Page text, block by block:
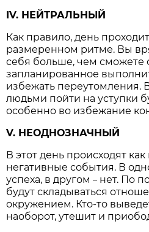
IV. НЕЙТРАЛЬНЫЙ
Как правило, день
размеренном ритме. Вы
себя больше, чем сможете
запланированное
избежать переутомления.
людьми пойти на уступки
особенно во избежание
V. НЕОДНОЗНАЧНЫЙ
В этот день происходят
негативные события. В
успеха, в другом– нет. По
будут складываться
окружением. Кто-то
наоборот, утешит и